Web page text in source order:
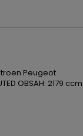
Peugeot
OBSAH: 2179 ccm